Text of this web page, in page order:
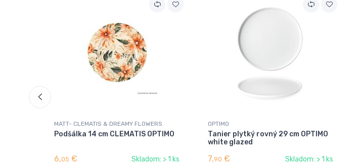
MATT- CLEMATIS & DREAMY FLOWERS
Podšálka 14 cm CLEMATIS OPTIMO
6,05 € Skladom: > 1 ks
OPTIMO
Tanier plytký rovný 29 cm OPTIMO
white glazed
7,90 € Skladom: > 1 ks